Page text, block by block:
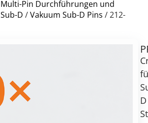
Multi-Pin Durchführungen und
Sub-D /Vakuum Sub-D Pins / 212-
D